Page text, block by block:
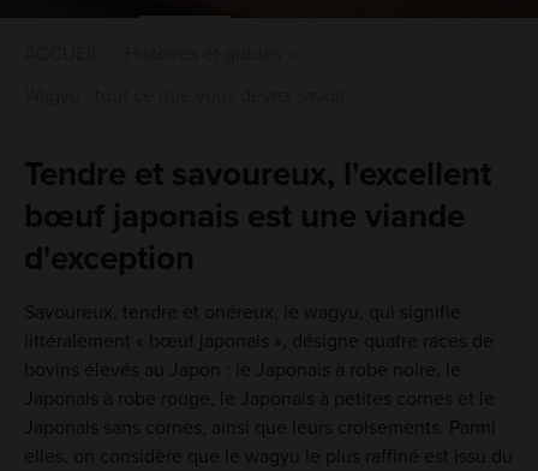
Tendre et savoureux, l'excellent
bœuf japonais est une viande
d'exception
Savoureux, tendre et onéreux, le wagyu, qui signifie
littéralement « bœuf japonais », désigne quatre races de
bovins élevés au Japon : le Japonais à robe noire, le
Japonais à robe rouge, le Japonais à petites cornes et le
Japonais sans cornes, ainsi que leurs croisements. Parmi
elles, on considère que le wagyu le plus raffiné est issu du